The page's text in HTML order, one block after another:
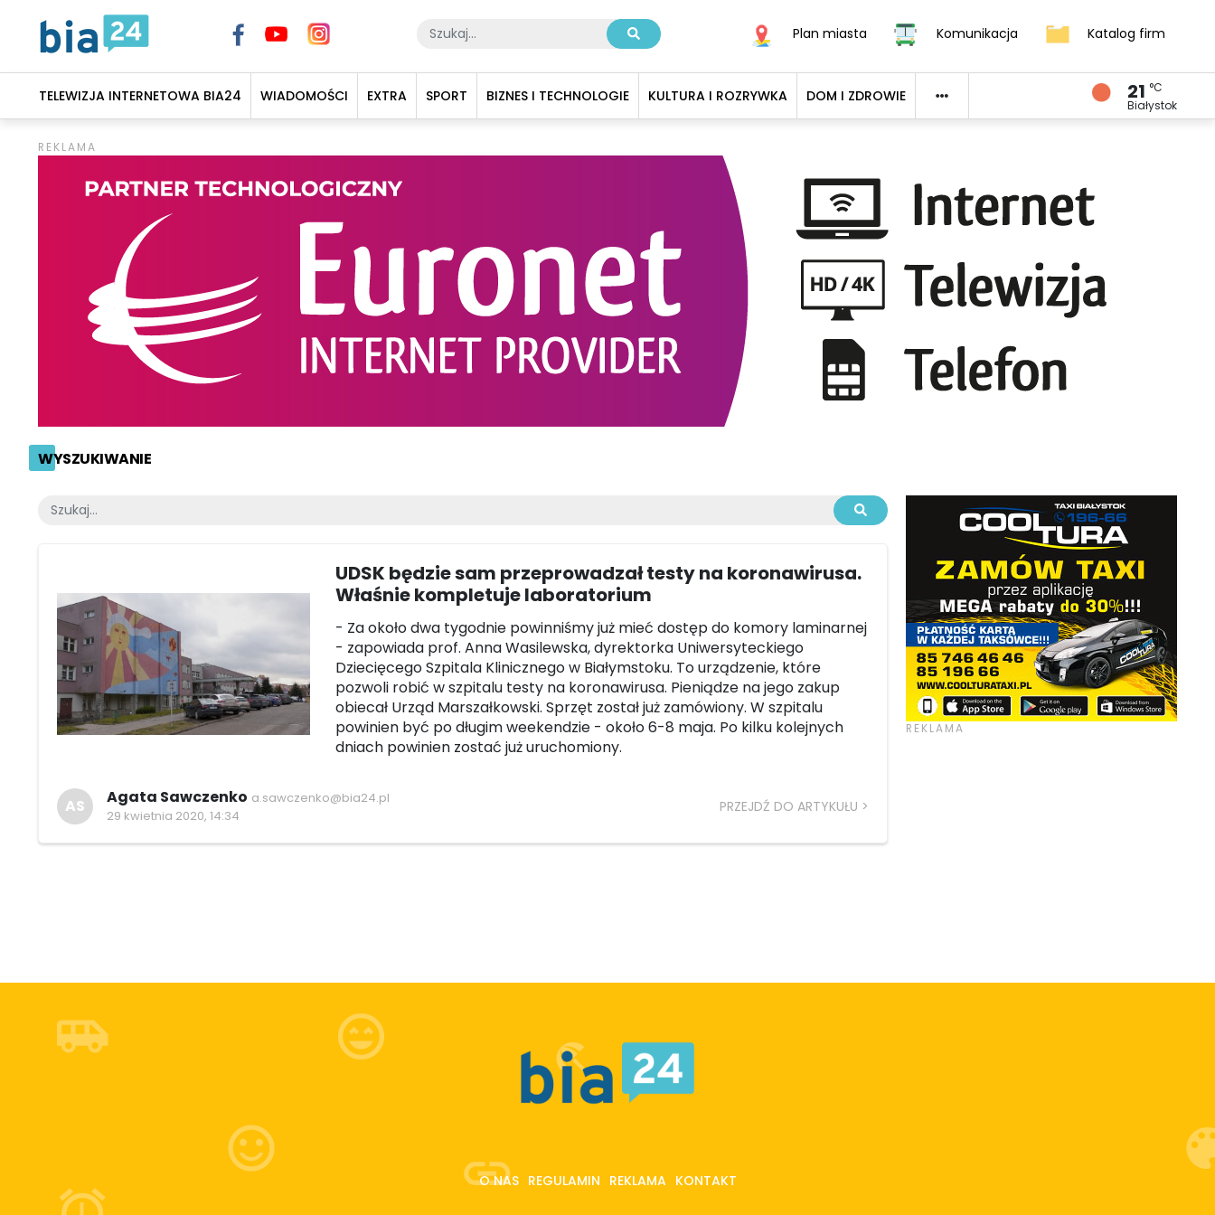
Plan miasta Komunikacja Katalog firm
TELEWIZJA INTERNETOWA BIA24 WIADOMOŚCI EXTRA SPORT BIZNES I TECHNOLOGIE KULTURA I ROZRYWKA DOM I ZDROWIE 21 °C
Białystok
WYSZUKIWANIE
UDSK będzie sam przeprowadzał testy na koronawirusa.
Właśnie kompletuje laboratorium
- Za około dwa tygodnie powinniśmy już mieć dostęp do komory laminarnej
- zapowiada prof. Anna Wasilewska, dyrektorka Uniwersyteckiego
Dziecięcego Szpitala Klinicznego w Białymstoku. To urządzenie, które
pozwoli robić w szpitalu testy na koronawirusa. Pieniądze na jego zakup
obiecał Urząd Marszałkowski. Sprzęt został już zamówiony. W szpitalu
powinien być po długim weekendzie - około 6-8 maja. Po kilku kolejnych
dniach powinien zostać już uruchomiony.
AS Agata Sawczenko a.sawczenko@bia24.pl
29 kwietnia 2020, 14:34
PRZEJDŹ DO ARTYKUŁU
O NAS REGULAMIN REKLAMA KONTAKT